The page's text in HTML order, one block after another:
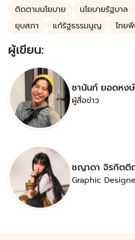
ติดตามนโยบาย
นโยบายรัฐบาล
ยุบสภา
แก้รัฐธรรมนูญ ไทย
ผู้เขียน:
ชานันท์ ยอดหงษ์
ผู้สื่อข่าว
ชญาดา จิรกิตติ
Graphic